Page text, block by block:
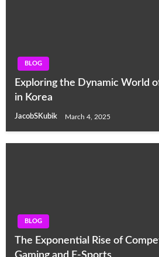
BLOG
Exploring the Dynamic World
in Korea
JacobSKubik March 4, 2025
BLOG
The Exponential Rise of